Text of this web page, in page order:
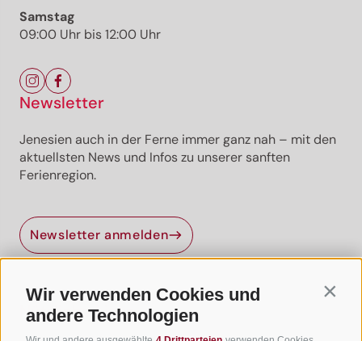
Wir verwenden Cookies und
andere Technologien
Samstag
09:00 Uhr bis 12:00 Uhr
Newsletter
Jenesien auch in der Ferne immer ganz nah – mit den
aktuellsten News und Infos zu unserer sanften
Ferienregion.
Newsletter anmelden
Nützliche Links
Jenesien-Newsletter
Jenesien auch in der Ferne immer ganz nah - mit
Melde dich jetzt an und hol dir die neuesten Infos zu
unserer sanften Ferienregion direkt nach Hause.
Wir freuen uns auf dich!